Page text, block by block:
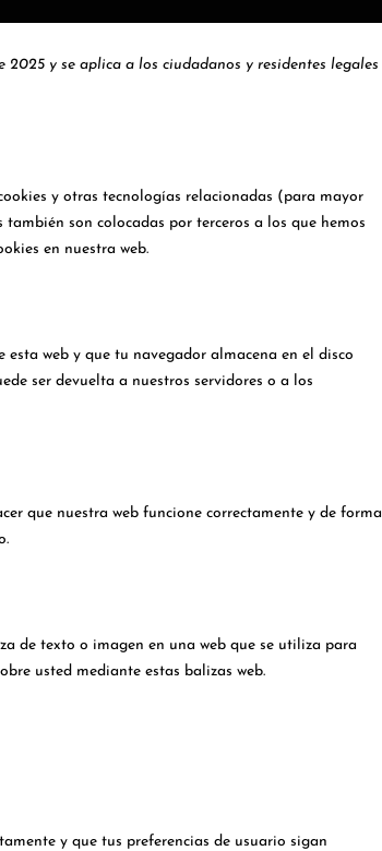
y se aplica a los ciudadanos y residentes legales
y otras tecnologías relacionadas (para mayor
son colocadas por terceros a los que hemos
en nuestra web.
web y que tu navegador almacena en el disco
ser devuelta a nuestros servidores o a los
que nuestra web funcione correctamente y de forma
de texto o imagen en una web que se utiliza para
usted mediante estas balizas web.
y que tus preferencias de usuario sigan